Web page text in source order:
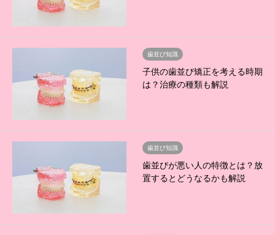
歯並び知識
子供の歯並び矯正を考える時期
は？治療の種類も解説
歯並び知識
歯並びが悪い人の特徴とは？放
置するとどうなるかも解説